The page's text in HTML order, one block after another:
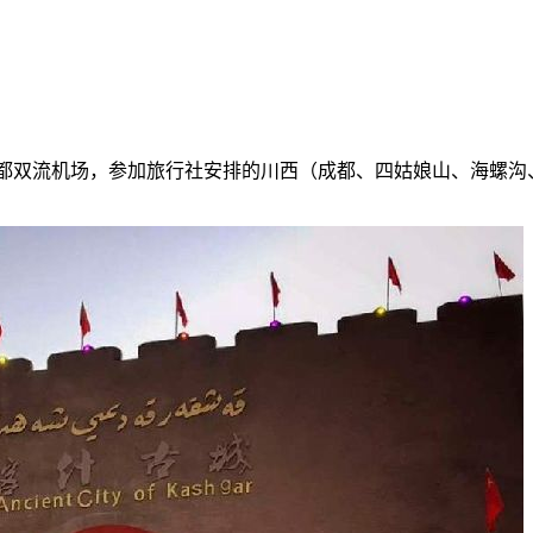
双流机场，参加旅行社安排的川西（成都、四姑娘山、海螺